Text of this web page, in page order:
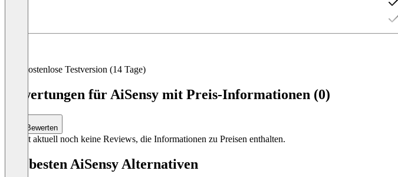
Kostenlose Testversion (14 Tage)
Bewertungen für AiSensy mit Preis-Informationen (0)
Bewerten
Es gibt aktuell noch keine Reviews, die Informationen zu Preisen enthalten.
Die besten AiSensy Alternativen